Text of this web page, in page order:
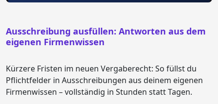
Ausschreibung ausfüllen: Antworten aus dem
eigenen Firmenwissen
Kürzere Fristen im neuen Vergaberecht: So füllst du
Pflichtfelder in Ausschreibungen aus deinem eigenen
Firmenwissen – vollständig in Stunden statt Tagen.